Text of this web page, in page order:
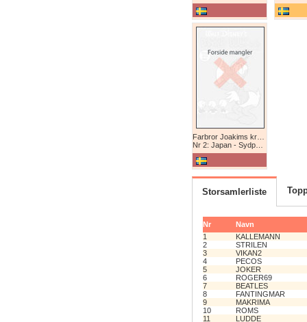
Nr 2: Japan - Sydpolen - Afrika
Storsamlerliste
Nr
Navn
1
KALLEMANN
2
STRILEN
3
VIKAN2
4
PECOS
5
JOKER
6
ROGER69
7
BEATLES
8
FANTINGMAR
9
MAKRIMA
10
ROMS
11
LUDDE